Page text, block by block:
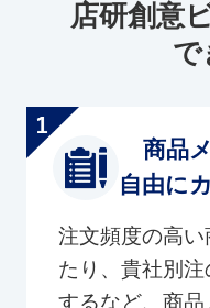
店研創意
で
商品
自由に
注文頻度の高
たり、貴社別
するなど、商